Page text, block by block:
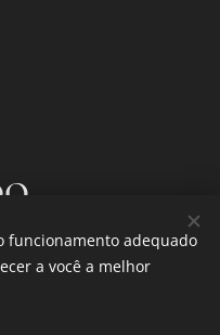
funcionamento adequado
a você a melhor